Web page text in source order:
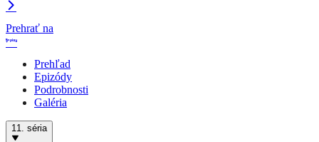
Prehrať na
Prehľad
Epizódy
Podrobnosti
Galéria
11. séria